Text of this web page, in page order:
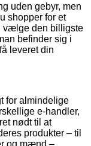
uden gebyr, men
shopper for et
vælge den billigste
befinder sig i
leveret din
for almindelige
e-handler,
nødt til at
produkter – til
og mænd –